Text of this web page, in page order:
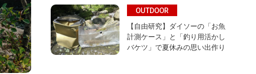
OUTDOOR
【自由研究】ダイソーの「お魚
計測ケース」と「釣り用活かし
バケツ」で夏休みの思い出作り